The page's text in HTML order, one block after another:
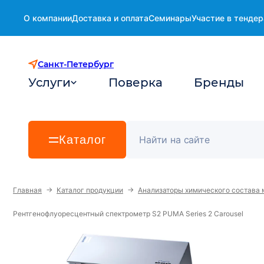
О компанииДоставка и оплатаСеминарыУчастие в
Санкт-Петербург
Услуги Поверка Бренды
Каталог
Главная → Каталог продукции → Анализаторы химического состава
Рентгенофлуоресцентный спектрометр S2 PUMA Series 2 Carousel